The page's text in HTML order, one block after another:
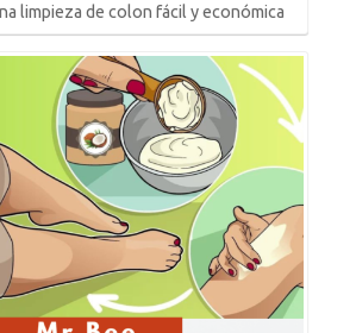
limpieza de colon fácil y económica